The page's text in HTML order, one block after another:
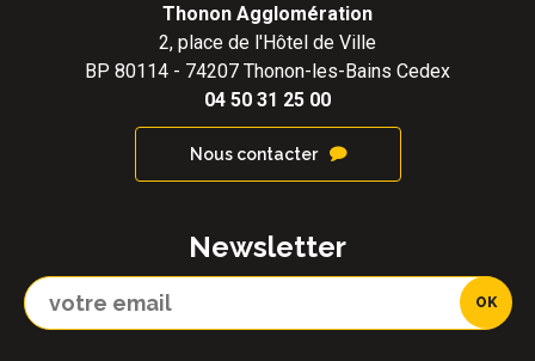
Thonon Agglomération
2, place de l'Hôtel de Ville
BP 80114 - 74207 Thonon-les-Bains Cedex
04 50 31 25 00
Nous contacter
Newsletter